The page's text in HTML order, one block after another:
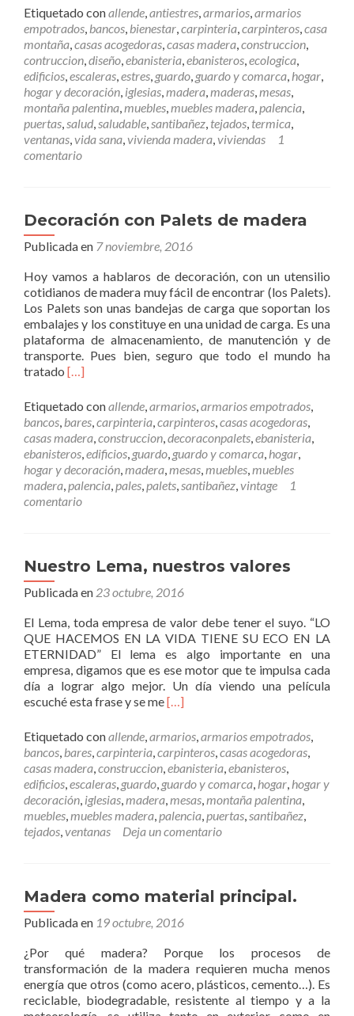
o
c
o
n
n
u
e
s
t
p
r
a
.
e
r
m
á
s
U
n
a
c
e
m
e
r
a
m
e
a
n
o
t
a
b
n
a
s
a
l
u
Etiquetado conallende,antiestres,armarios,armarios
empotrados, bancos, bienestar,carpinteria,carpinteros,casa
montaña,casas acogedoras,casas madera,construccion,
contruccion,diseño,ebanisteria,ebanisteros,ecologica,
edificios,escaleras,estres, guardo, guardo y comarca, hogar,
hogar y decoración, iglesias,madera,maderas,mesas,
montaña palentina,muebles,muebles madera,palencia,
puertas,salud,saludable,santibañez, tejados, termica,
ventanas,vida sana,vivienda madera,viviendas
1
comentario
Decoración con Palets de madera
Publicada en 7 noviembre, 2016
Hoy vamos a hablaros de decoración, con un utensilio
cotidianos de madera muy fácil de encontrar (los Palets).
Los Palets son unas bandejas de carga que soportan los
embalajes y los constituye en una unidad de carga. Es una
plataforma de almacenamiento, de manutención y de
transporte. Pues bien, seguro que todo el mundo ha
tratado L
e
r
m
á
s
D
e
a
c
i
n
c
o
n
P
a
e
t
s
d
e
m
a
a
[…]
Etiquetado conallende,armarios,armarios empotrados,
bancos, bares,carpinteria,carpinteros,casas acogedoras,
casas madera,construccion,decoraconpalets,ebanisteria,
ebanisteros,edificios, guardo, guardo y comarca, hogar,
hogar y decoración,madera,mesas,muebles,muebles
madera,palencia,pales,palets,santibañez,vintage
1
comentario
Nuestro Lema, nuestros valores
Publicada en 23 octubre, 2016
El Lema, toda empresa de valor debe tener el suyo. “LO
QUE HACEMOS EN LA VIDA TIENE SU ECO EN LA
ETERNIDAD” El lema es algo importante en una
empresa, digamos que es ese motor que te impulsa cada
día a lograr algo mejor. Un día viendo una película
escuché esta frase y se meL
e
r
m
á
s
N
u
r
o
L
m
a
,
n
[…]
Etiquetado conallende,armarios,armarios empotrados,
bancos, bares,carpinteria,carpinteros,casas acogedoras,
casas madera,construccion,ebanisteria,ebanisteros,
edificios,escaleras, guardo, guardo y comarca, hogar, hogar y
decoración, iglesias,madera,mesas,montaña palentina,
muebles,muebles madera,palencia,puertas,santibañez,
tejados,ventanas Deja un comentario
Madera como material principal.
Publicada en 19 octubre, 2016
¿Por qué madera? Porque los procesos de
transformación de la madera requieren mucha menos
energía que otros (como acero, plásticos, cemento…). Es
reciclable, biodegradable, resistente al tiempo y a la